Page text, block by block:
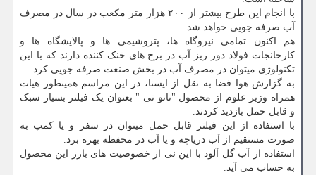
با انجام این طرح بیشتر از ۲۰۰ هزار متر مکعب در سال در مصرف
آب صرفه جویی خواهد شد.
هم اکنون تمامی نیروگاه ها، پتروشیمی ها و پالایشگاه ها و
کارخانجات فولاد دور ریز آب در برج های خنک کننده دارند که با این
تکنولوژی میتوان در مصرف آب در بخش صنعت صرفه جویی کرد.
به گزارش هوا فضا به نقل از ایسنا، در این مراسم همینطور هیات
همراه وزیر علوم از محصول "نانو نی " بعنوان یک فیلتر بسیار سبک
و قابل حمل بازدید کردند.
با استفاده از این فیلتر قابل حمل میتوان در سفر و یا کمپ به
صورت مستقیم از آب دریاچه و یا آب در محفظه بهره برد.
استفاده از آب گل آلود با این نی از خصوصیت های بارز این محصول
به حساب می آید.